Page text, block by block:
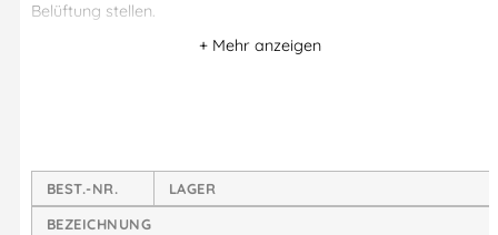
Belüftung stellen.
10 Belüftungsöffnungenmit integriertem Metallgitter
Produkt-Highlights
BEST.-NR.
LAGER
BEZEICHNUNG